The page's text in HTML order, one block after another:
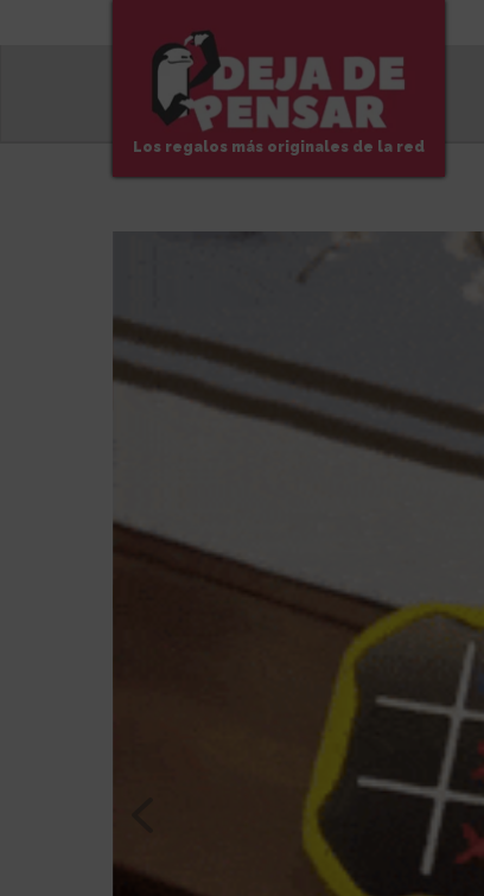
Los regalos más originales de la red